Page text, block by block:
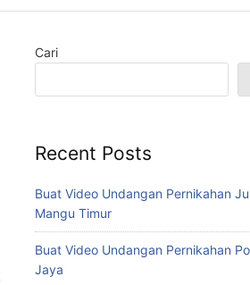
Cari
Recent Posts
Buat Video Undangan Pernikahan
Mangu Timur
Buat Video Undangan Pernikahan
Jaya